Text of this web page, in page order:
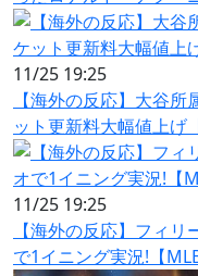
11/25 19:25
【海外の反応】大谷
ット更新料大幅値上げ
11/25 19:25
【海外の反応】フィ
で1イニング実況!【MLB